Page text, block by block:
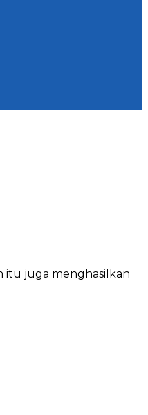
itu juga menghasilkan